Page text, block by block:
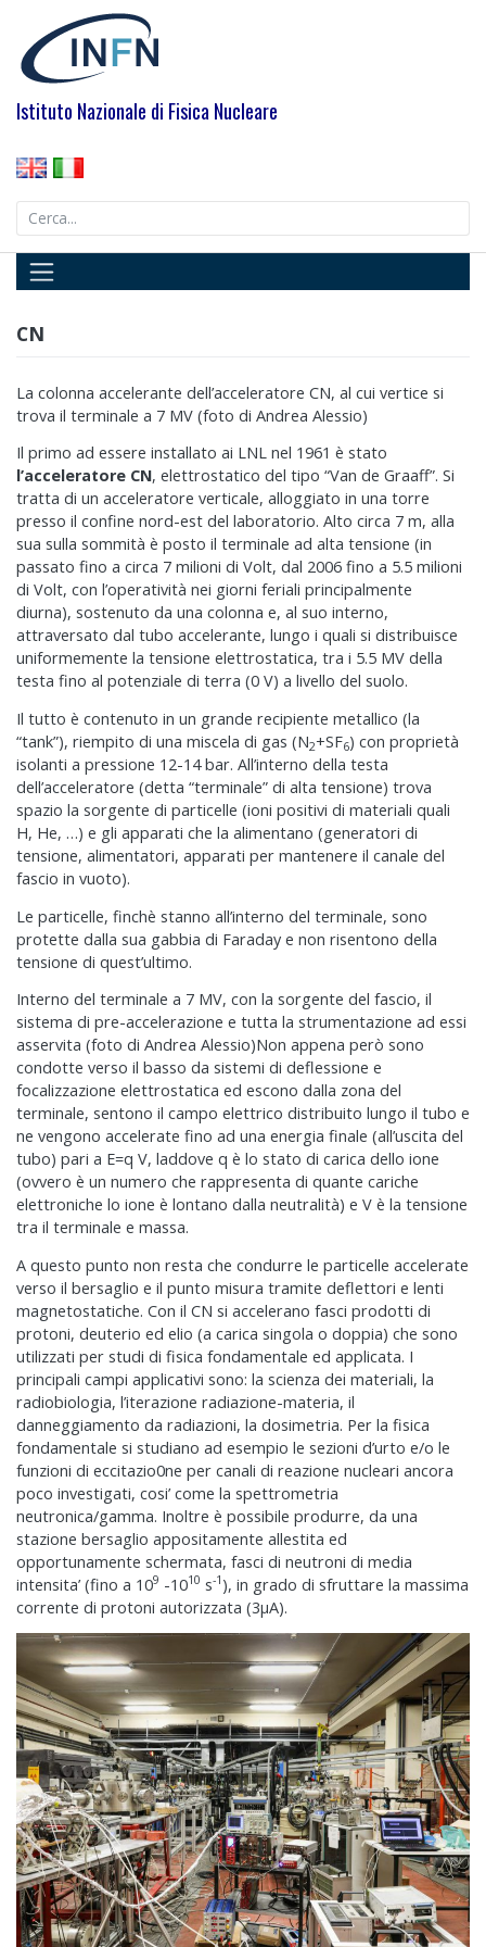
content
Istituto Nazionale di Fisica Nucleare
Search
CN
La colonna accelerante dell’acceleratore CN, al cui vertice si
trova il terminale a 7 MV (foto di Andrea Alessio)
Il primo ad essere installato ai LNL nel 1961 è stato
l’acceleratore CN, elettrostatico del tipo “Van de Graaff”. Si
tratta di un acceleratore verticale, alloggiato in una torre
presso il confine nord-est del laboratorio. Alto circa 7 m, alla
sua sulla sommità è posto il terminale ad alta tensione (in
passato fino a circa 7 milioni di Volt, dal 2006 fino a 5.5 milioni
di Volt, con l’operatività nei giorni feriali principalmente
diurna), sostenuto da una colonna e, al suo interno,
attraversato dal tubo accelerante, lungo i quali si distribuisce
uniformemente la tensione elettrostatica, tra i 5.5 MV della
testa fino al potenziale di terra (0 V) a livello del suolo.
Il tutto è contenuto in un grande recipiente metallico (la
“tank”), riempito di una miscela di gas (N2+SF6) con proprietà
isolanti a pressione 12-14 bar. All’interno della testa
dell’acceleratore (detta “terminale” di alta tensione) trova
spazio la sorgente di particelle (ioni positivi di materiali quali
H, He, …) e gli apparati che la alimentano (generatori di
tensione, alimentatori, apparati per mantenere il canale del
fascio in vuoto).
Le particelle, finchè stanno all’interno del terminale, sono
protette dalla sua gabbia di Faraday e non risentono della
tensione di quest’ultimo.
Interno del terminale a 7 MV, con la sorgente del fascio, il
sistema di pre-accelerazione e tutta la strumentazione ad essi
asservita (foto di Andrea Alessio)Non appena però sono
condotte verso il basso da sistemi di deflessione e
focalizzazione elettrostatica ed escono dalla zona del
terminale, sentono il campo elettrico distribuito lungo il tubo e
ne vengono accelerate fino ad una energia finale (all’uscita del
tubo) pari a E=q V, laddove q è lo stato di carica dello ione
(ovvero è un numero che rappresenta di quante cariche
elettroniche lo ione è lontano dalla neutralità) e V è la tensione
tra il terminale e massa.
A questo punto non resta che condurre le particelle accelerate
verso il bersaglio e il punto misura tramite deflettori e lenti
magnetostatiche. Con il CN si accelerano fasci prodotti di
protoni, deuterio ed elio (a carica singola o doppia) che sono
utilizzati per studi di fisica fondamentale ed applicata. I
principali campi applicativi sono: la scienza dei materiali, la
radiobiologia, l’iterazione radiazione-materia, il
danneggiamento da radiazioni, la dosimetria. Per la fisica
fondamentale si studiano ad esempio le sezioni d’urto e/o le
funzioni di eccitazio0ne per canali di reazione nucleari ancora
poco investigati, cosi’ come la spettrometria
neutronica/gamma. Inoltre è possibile produrre, da una
stazione bersaglio appositamente allestita ed
opportunamente schermata, fasci di neutroni di media
intensita’ (fino a 109 -1010 s-1 ), in grado di sfruttare la massima
corrente di protoni autorizzata (3µA).